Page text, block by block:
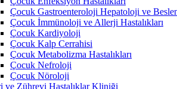
Çocuk Gastroenteroloji Hepatoloji ve
Çocuk İmmünoloji ve Allerji Hastalıkları
Çocuk Kardiyoloji
Çocuk Kalp Cerrahisi
Çocuk Metabolizma Hastalıkları
Çocuk Nefroloji
Çocuk Nöroloji
ve Zührevi Hastalıklar Kliniği